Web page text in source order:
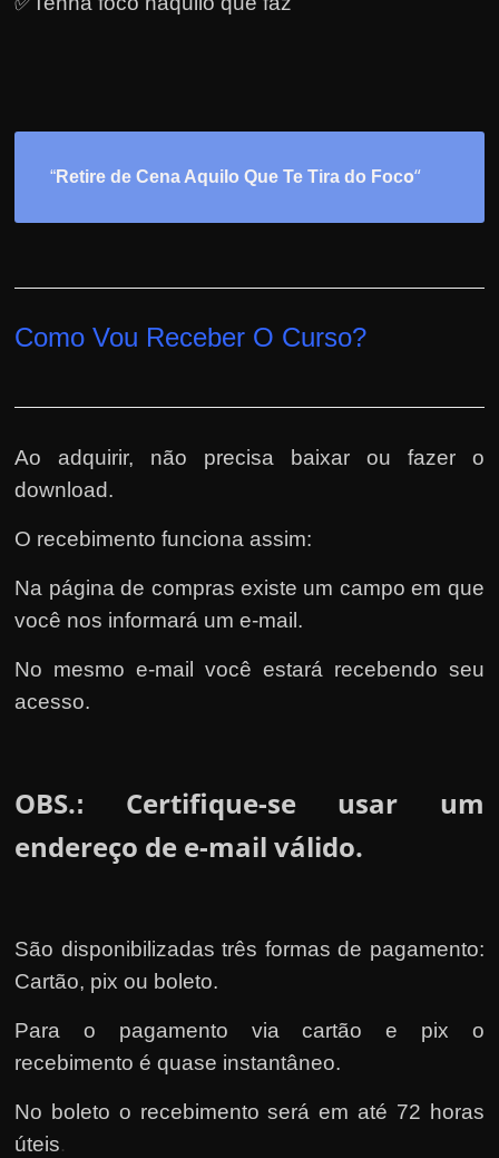
“Retire de Cena Aquilo Que Te Tira do Foco“
Como Vou Receber O Curso?
Ao adquirir, não precisa baixar ou fazer o
download.
O recebimento funciona assim:
Na página de compras existe um campo em que
você nos informará um e-mail.
No mesmo e-mail você estará recebendo seu
acesso.
OBS.:
Certifique-se usar um
endereço de e-mail válido.
São disponibilizadas três formas de pagamento:
Cartão, pix ou boleto.
Para o pagamento via cartão e pix o
recebimento é quase instantâneo.
No boleto o recebimento será em até 72 horas
úteis.